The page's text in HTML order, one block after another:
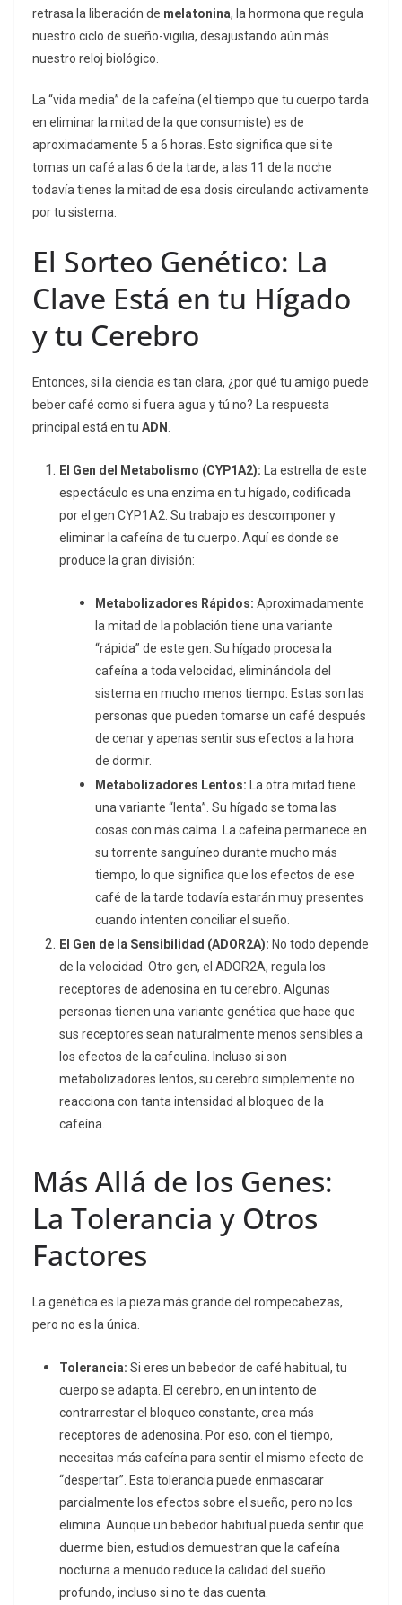
retrasa la liberación de melatonina, la hormona que regula
nuestro ciclo de sueño-vigilia, desajustando aún más
nuestro reloj biológico.
La “vida media” de la cafeína (el tiempo que tu cuerpo tarda
en eliminar la mitad de la que consumiste) es de
aproximadamente 5 a 6 horas. Esto significa que si te
tomas un café a las 6 de la tarde, a las 11 de la noche
todavía tienes la mitad de esa dosis circulando activamente
por tu sistema.
El Sorteo Genético: La
Clave Está en tu Hígado
y tu Cerebro
Entonces, si la ciencia es tan clara, ¿por qué tu amigo puede
beber café como si fuera agua y tú no? La respuesta
principal está en tu ADN
El Gen del Metabolismo (CYP1A2): La estrella de este
espectáculo es una enzima en tu hígado, codificada
por el gen CYP1A2. Su trabajo es descomponer y
eliminar la cafeína de tu cuerpo. Aquí es donde se
produce la gran división:
Metabolizadores Rápidos: Aproximadamente
la mitad de la población tiene una variante
“rápida” de este gen. Su hígado procesa la
cafeína a toda velocidad, eliminándola del
sistema en mucho menos tiempo. Estas son las
personas que pueden tomarse un café después
de cenar y apenas sentir sus efectos a la hora
de dormir.
Metabolizadores Lentos: La otra mitad tiene
una variante “lenta”. Su hígado se toma las
cosas con más calma. La cafeína permanece en
su torrente sanguíneo durante mucho más
tiempo, lo que significa que los efectos de ese
café de la tarde todavía estarán muy presentes
cuando intenten conciliar el sueño.
El Gen de la Sensibilidad (ADOR2A): No todo depende
de la velocidad. Otro gen, el ADOR2A, regula los
receptores de adenosina en tu cerebro. Algunas
personas tienen una variante genética que hace que
sus receptores sean naturalmente menos sensibles a
los efectos de la cafeulina. Incluso si son
metabolizadores lentos, su cerebro simplemente no
reacciona con tanta intensidad al bloqueo de la
cafeína.
Más Allá de los Genes:
La Tolerancia y Otros
Factores
La genética es la pieza más grande del rompecabezas,
pero no es la única.
Tolerancia: Si eres un bebedor de café habitual, tu
cuerpo se adapta. El cerebro, en un intento de
contrarrestar el bloqueo constante, crea más
receptores de adenosina. Por eso, con el tiempo,
necesitas más cafeína para sentir el mismo efecto de
“despertar”. Esta tolerancia puede enmascarar
parcialmente los efectos sobre el sueño, pero no los
elimina. Aunque un bebedor habitual pueda sentirque
duerme bien, estudios demuestran que la cafeína
nocturna a menudo reduce la calidad del sueño
profundo, incluso si no te das cuenta.